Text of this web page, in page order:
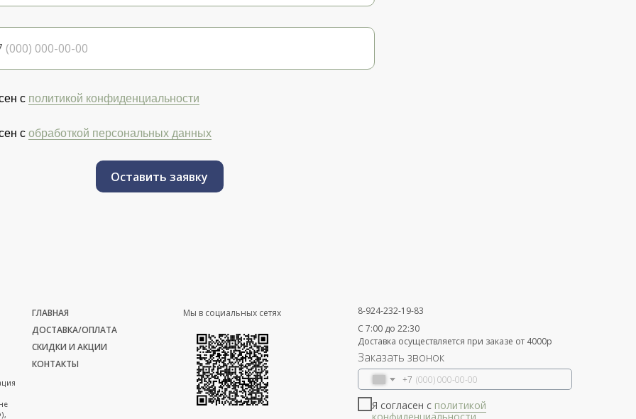
с политикой конфиденциальности
с обработкой персональных данных
Оставить заявку
ГЛАВНАЯ
ДОСТАВКА/ОПЛАТА
СКИДКИ И АКЦИИ
КОНТАКТЫ
8-924-232-19-83
С 7:00 до 22:30
Доставка осуществляется при заказе от 4000р
Мы в социальных сетях
Заказать звонок
+7
Я согласен с политикой